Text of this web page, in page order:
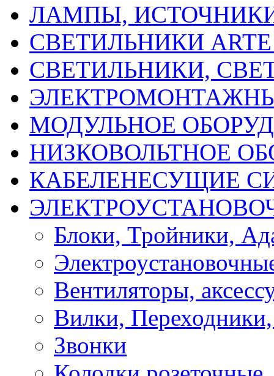
ЛАМПЫ,
СВЕТИЛЬНИКИ ARTE
СВЕТИЛЬНИКИ,
МОДУЛЬНОЕ
НИЗКОВОЛЬТНОЕ
КАБЕЛЕНЕСУЩИЕ
Блоки, Тройники,
Вентиляторы,
Вилки,
Звонки